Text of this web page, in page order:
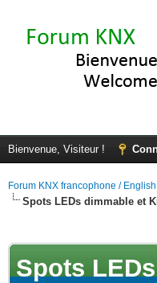
Bienvenue, Visiteur !
Forum KNX francophone /
Spots LEDs dimmable et
Spots